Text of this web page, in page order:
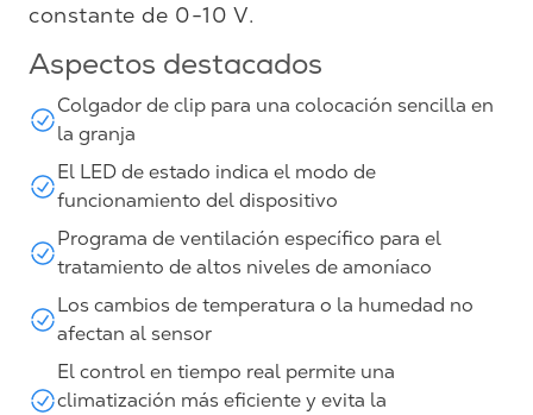
constante de 0-10 V.
Aspectos destacados
Colgador de clip para una colocación sencilla en
la granja
El LED de estado indica el modo de
funcionamiento del dispositivo
Programa de ventilación específico para el
tratamiento de altos niveles de amoníaco
Los cambios de temperatura o la humedad no
afectan al sensor
El control en tiempo real permite una
climatización más eficiente y evita la